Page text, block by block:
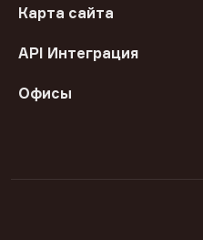
Карта сайта
API Интеграция
Офисы